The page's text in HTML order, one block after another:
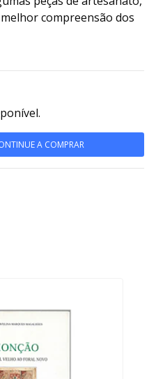
compreensão dos
A COMPRAR